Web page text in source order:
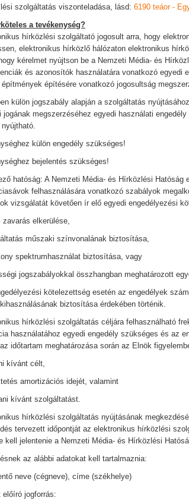
szolgáltatás viszonteladása, lásd: 6190 teáor -
a tevékenység?
hírközlési szolgáltató jogosult arra, hogy
elektronikus hírközlő hálózaton elektronikus
kérelmet nyújtson be a Nemzeti Média- és
és azonosítók használatára vonatkozó egyedi
építésére vonatkozó jogosultság
külön jogszabály alapján a szolgáltatás
jogának megszerzéséhez egyedi használati
külön engedély szükséges!
bejelentés szükséges!
hatóság: A Nemzeti Média- és Hírközlési Hatóság
felhasználására vonatkozó szabályok
vizsgálatát követően ír elő egyedi engedélyezési
zavarás elkerülése,
műszaki színvonalának biztosítása,
spektrumhasználat biztosítása, vagy
jogszabályokkal összhangban meghatározott
kötelezettség esetén az engedélyek
biztosítása érdekében történik.
hírközlési szolgáltatás céljára felhasználható
használatához egyedi engedély szükséges és az
időtartam meghatározása során az Elnök
kívánt célt,
amortizációs idejét, valamint
kívánt szolgáltatást.
hírközlési szolgáltatás nyújtásának
tervezett időpontját az elektronikus hírközlési
kell jelentenie a Nemzeti Média- és Hírközlési
az alábbi adatokat kell tartalmaznia:
neve (cégneve), címe (székhelye)
előíró jogforrás: